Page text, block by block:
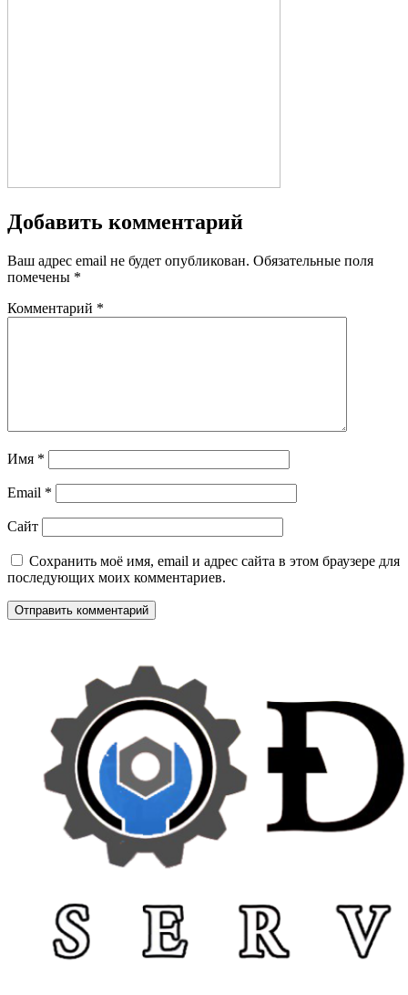
Добавить комментарий
Ваш адрес email не будет опубликован. Обязательные поля
помечены *
Комментарий *
Имя *
Email *
Сайт
Сохранить моё имя, email и адрес сайта в этом браузере для
последующих моих комментариев.